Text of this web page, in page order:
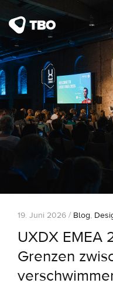
19. Juni 2026 / Blog,
UXDX EMEA
Grenzen